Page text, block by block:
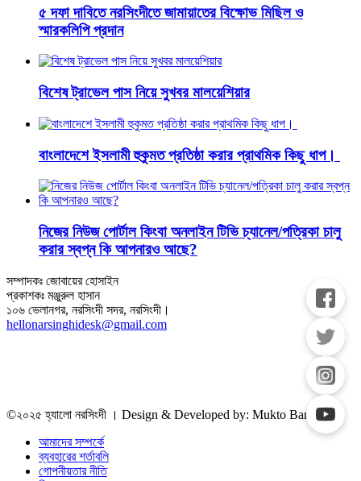
৫ দফা দাবিতে নরসিংদীতে জামায়াতের বিক্ষোভ মিছিল ও
স্মারকলিপি প্রদান
বিশেষ ট্রাভেল পাস নিয়ে সুখবর মালয়েশিয়ার
বাংলাদেশে ইসলামী হুকুমত প্রতিষ্ঠা করার প্রাথমিক কিছু ধাপ।
নিজের নিউজ পোর্টাল কিংবা অনলাইন টিভি চ্যানেল/পত্রিকা চালু
করার স্বপ্ন কি আপনারও আছে?
সম্পাদকঃ জোবায়ের হোসাইন
প্রকাশকঃ মঞ্জুরুল হাসান
১০৬ ভেলানগর, নরসিংদী সদর, নরসিংদী।
hellonarsinghidesk@gmail.com
©২০২৫ হ্যালো নরসিংদী । Design & Developed by: Mukto Bangla IT
আমাদের সম্পর্কে
ব্যবহারের শর্তাবলি
গোপনীয়তার নীতি